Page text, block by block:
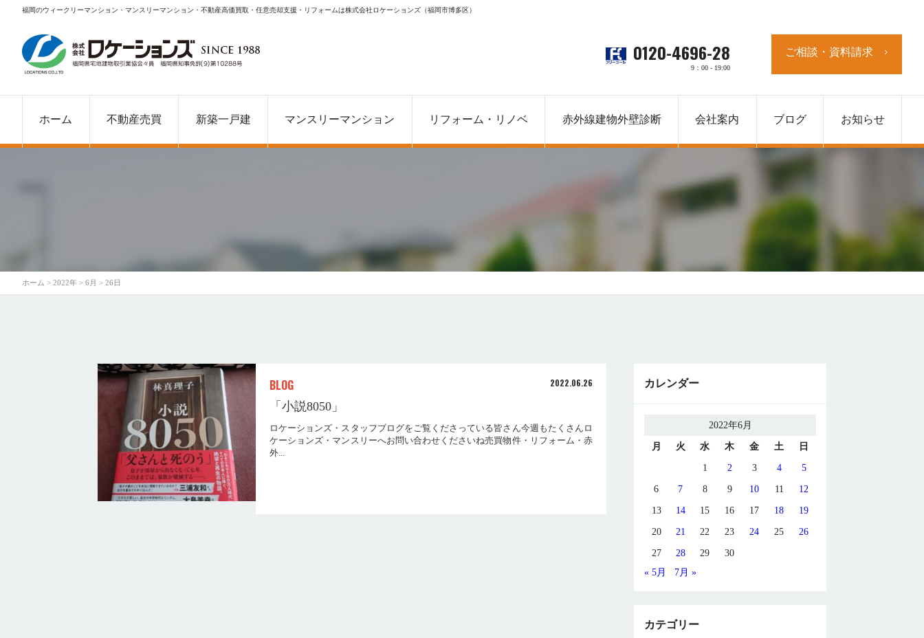
福岡のウィークリーマンション・マンスリーマンション・不動産高価買取・任意売却支援・リフォームは株式会社ロケーションズ（福岡市博多区）
0120-4696-28
9：00 - 19:00
ご相談・資料請求
ホーム 不動産売買 新築一戸建 マンスリーマンション リフォーム・リノベ 赤外線建物外壁診断 会社案内 ブログ お知らせ
ホーム > 2022年 > 6月 > 26日
2022.06.26
BLOG
「小説8050」
ロケーションズ・スタッフブログをご覧くださっている皆さん今週もたくさんロ
ケーションズ・マンスリーへお問い合わせくださいね売買物件・リフォーム・赤
外...
カレンダー
2022年6月
月 火 水 木 金 土 日
1 2 3 4 5
6 7 8 9 10 11 12
13 14 15 16 17 18 19
20 21 22 23 24 25 26
27 28 29
30
« 5月
7月 »
カテゴリー